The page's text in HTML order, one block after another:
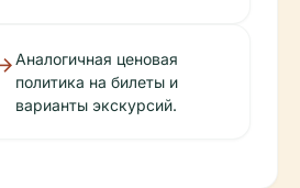
Аналогичная ценовая
политика на билеты и
варианты экскурсий.